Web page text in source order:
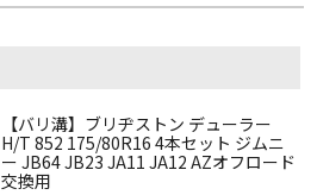
【バリ溝】ブリヂストン デューラー
H/T 852 175/80R16 4本セット ジムニ
ー JB64 JB23 JA11 JA12 AZオフロード
交換用